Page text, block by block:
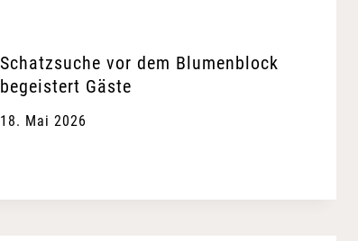
Schatzsuche vor dem Blumenblock
begeistert Gäste
18. Mai 2026